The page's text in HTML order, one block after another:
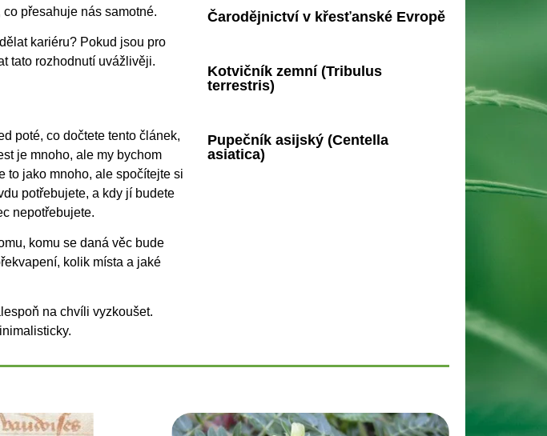
přesahuje nás samotné.
kariéru? Pokud jsou pro
tato rozhodnutí uvážlivěji.
poté, co dočtete tento článek,
je mnoho, ale my bychom
to jako mnoho, ale spočítejte si
potřebujete, a kdy jí budete
nepotřebujete.
komu se daná věc bude
kolik místa a jaké
na chvíli vyzkoušet.
Čarodějnictví v křesťanské Evropě
Kotvičník zemní (Tribulus
terrestris)
Pupečník asijský (Centella
asiatica)